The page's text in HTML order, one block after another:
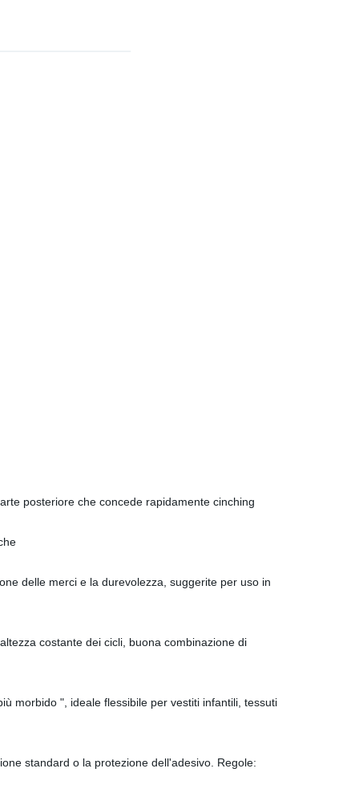
posteriore che concede rapidamente cinching
delle merci e la durevolezza, suggerite per uso in
costante dei cicli, buona combinazione di
morbido ", ideale flessibile per vestiti infantili, tessuti
standard o la protezione dell'adesivo. Regole: